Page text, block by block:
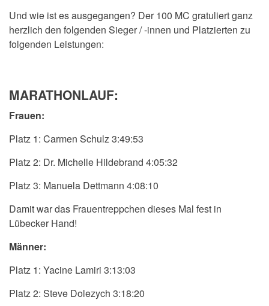
Und wie ist es ausgegangen? Der 100 MC gratuliert ganz
herzlich den folgenden Sieger / -innen und Platzierten zu
folgenden Leistungen:
MARATHONLAUF:
Frauen:
Platz 1: Carmen Schulz 3:49:53
Platz 2: Dr. Michelle Hildebrand 4:05:32
Platz 3: Manuela Dettmann 4:08:10
Damit war das Frauentreppchen dieses Mal fest in
Lübecker Hand!
Männer:
Platz 1: Yacine Lamiri 3:13:03
Platz 2: Steve Dolezych 3:18:20